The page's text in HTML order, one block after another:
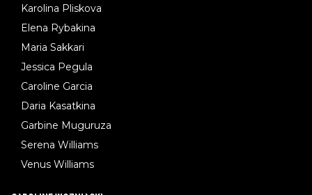
Karolina Pliskova
Elena Rybakina
Maria Sakkari
Jessica Pegula
Caroline Garcia
Daria Kasatkina
Garbine Muguruza
Serena Williams
Venus Williams